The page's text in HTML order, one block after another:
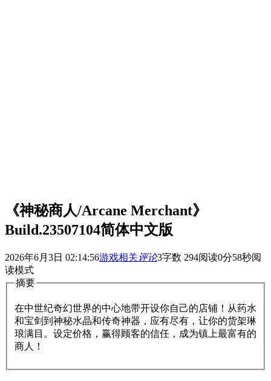
《神秘商人/Arcane Merchant》
Build.23507104简体中文版
2026年6月3日 02:14:56游戏相关评论3字数 294阅读0分58秒阅
读模式
摘要
在中世纪奇幻世界的中心地带开设你自己的店铺！从药水
和宝剑到神秘水晶和传奇神器，应有尽有，让你的货架琳
琅满目。设定价格，赢得顾客的信任，成为镇上最富有的
商人！